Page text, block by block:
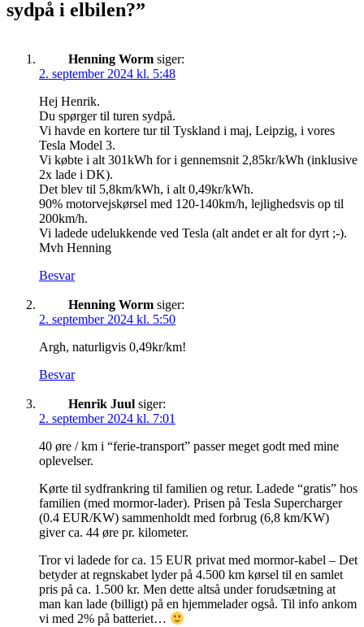
sydpå i elbilen?”
Henning Worm siger:
2. september 2024 kl. 5:48
Hej Henrik.
Du spørger til turen sydpå.
Vi havde en kortere tur til Tyskland i maj, Leipzig, i vores
Tesla Model 3.
Vi købte i alt 301kWh for i gennemsnit 2,85kr/kWh (inklusive
2x lade i DK).
Det blev til 5,8km/kWh, i alt 0,49kr/kWh.
90% motorvejskørsel med 120-140km/h, lejlighedsvis op til
200km/h.
Vi ladede udelukkende ved Tesla (alt andet er alt for dyrt ;-).
Mvh Henning
Besvar
Henning Worm siger:
2. september 2024 kl. 5:50
Argh, naturligvis 0,49kr/km!
Besvar
Henrik Juul siger:
2. september 2024 kl. 7:01
40 øre / km i “ferie-transport” passer meget godt med mine
oplevelser.
Kørte til sydfrankring til familien og retur. Ladede “gratis” hos
familien (med mormor-lader). Prisen på Tesla Supercharger
(0.4 EUR/KW) sammenholdt med forbrug (6,8 km/KW)
giver ca. 44 øre pr. kilometer.
Tror vi ladede for ca. 15 EUR privat med mormor-kabel – Det
betyder at regnskabet lyder på 4.500 km kørsel til en samlet
pris på ca. 1.500 kr. Men dette altså under forudsætning at
man kan lade (billigt) på en hjemmelader også. Til info ankom
vi med 2% på batteriet…